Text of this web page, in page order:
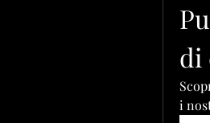
di
i